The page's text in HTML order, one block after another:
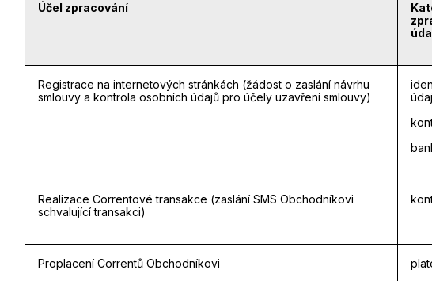
Účel zpracování
Registrace na internetových stránkách (žádost o zaslání návrhu
smlouvy a kontrola osobních údajů pro účely uzavření smlouvy)
Realizace Correntové transakce (zaslání SMS Obchodníkovi
schvalující transakci)
Proplacení Correntů Obchodníkovi